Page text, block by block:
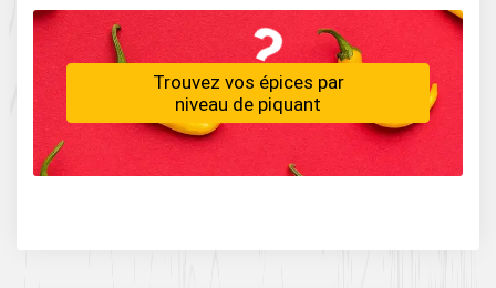
Trouvez vos épices par
niveau de piquant